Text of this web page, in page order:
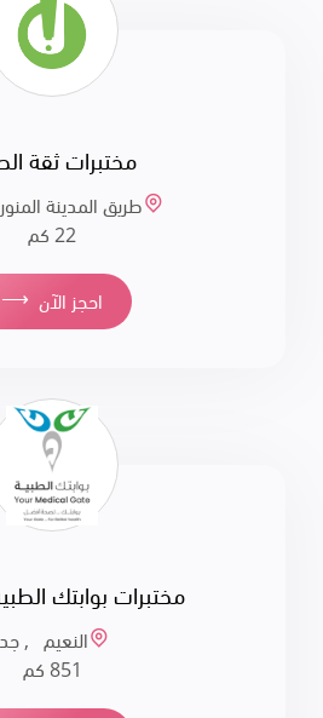
مختبرات ثقة
طريق المدينة
22 كم
⟶ احجز الآن
مختبرات بوابتك
النعيم , جدة
851 كم